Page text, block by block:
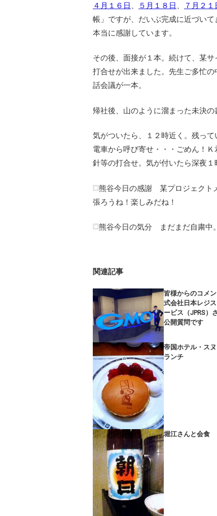
４月１６日 ５月１８日 ７月２１
帳」ですが、だいぶ完成に近づい
本当に感謝しています。
その後、面接が１本。続けて、某
打合せが出来ました。先生ご多忙
話会議が一本。
帰社後、山のように溜まった未決
気がついたら、１２時近く。残っ
電車から呼び寄せ・・・ごめん！
針等の打合せ。気が付いたら深夜１
熊谷今日の感謝 某プロジェクト
張ろうね！楽しみだね！
熊谷今日の気分 まだまだ自粛中
関連記事
皆様からのコメ
式会社日本レジ
ービス（JPRS）
公開質問です
帝国ホテル・ス
ランチ
堀江さんと会食